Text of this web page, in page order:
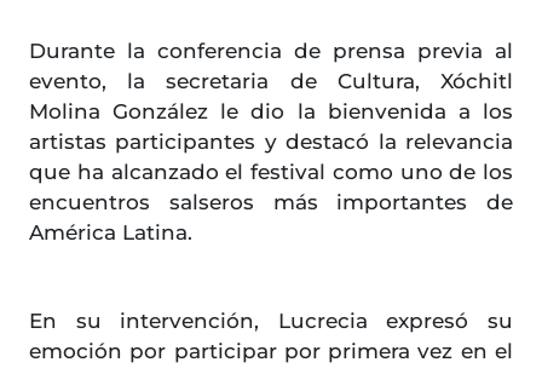
Durante la conferencia de prensa previa al
evento, la secretaria de Cultura, Xóchitl
Molina González le dio la bienvenida a los
artistas participantes y destacó la relevancia
que ha alcanzado el festival como uno de los
encuentros salseros más importantes de
América Latina.
En su intervención, Lucrecia expresó su
emoción por participar por primera vez en el